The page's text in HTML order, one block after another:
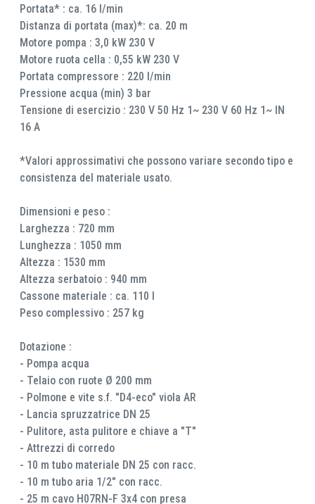
Portata* : ca. 16 l/min
Distanza di portata (max)*: ca. 20 m
Motore pompa : 3,0 kW 230 V
Motore ruota cella : 0,55 kW 230 V
Portata compressore : 220 l/min
Pressione acqua (min) 3 bar
Tensione di esercizio : 230 V 50 Hz 1~ 230 V 60 Hz 1~ IN
16 A
*Valori approssimativi che possono variare secondo tipo e
consistenza del materiale usato.
Dimensioni e peso :
Larghezza : 720 mm
Lunghezza : 1050 mm
Altezza : 1530 mm
Altezza serbatoio : 940 mm
Cassone materiale : ca. 110 l
Peso complessivo : 257 kg
Dotazione :
- Pompa acqua
- Telaio con ruote Ø 200 mm
- Polmone e vite s.f. "D4-eco" viola AR
- Lancia spruzzatrice DN 25
- Pulitore, asta pulitore e chiave a "T"
- Attrezzi di corredo
- 10 m tubo materiale DN 25 con racc.
- 10 m tubo aria 1/2" con racc.
- 25 m cavo H07RN-F 3x4 con presa